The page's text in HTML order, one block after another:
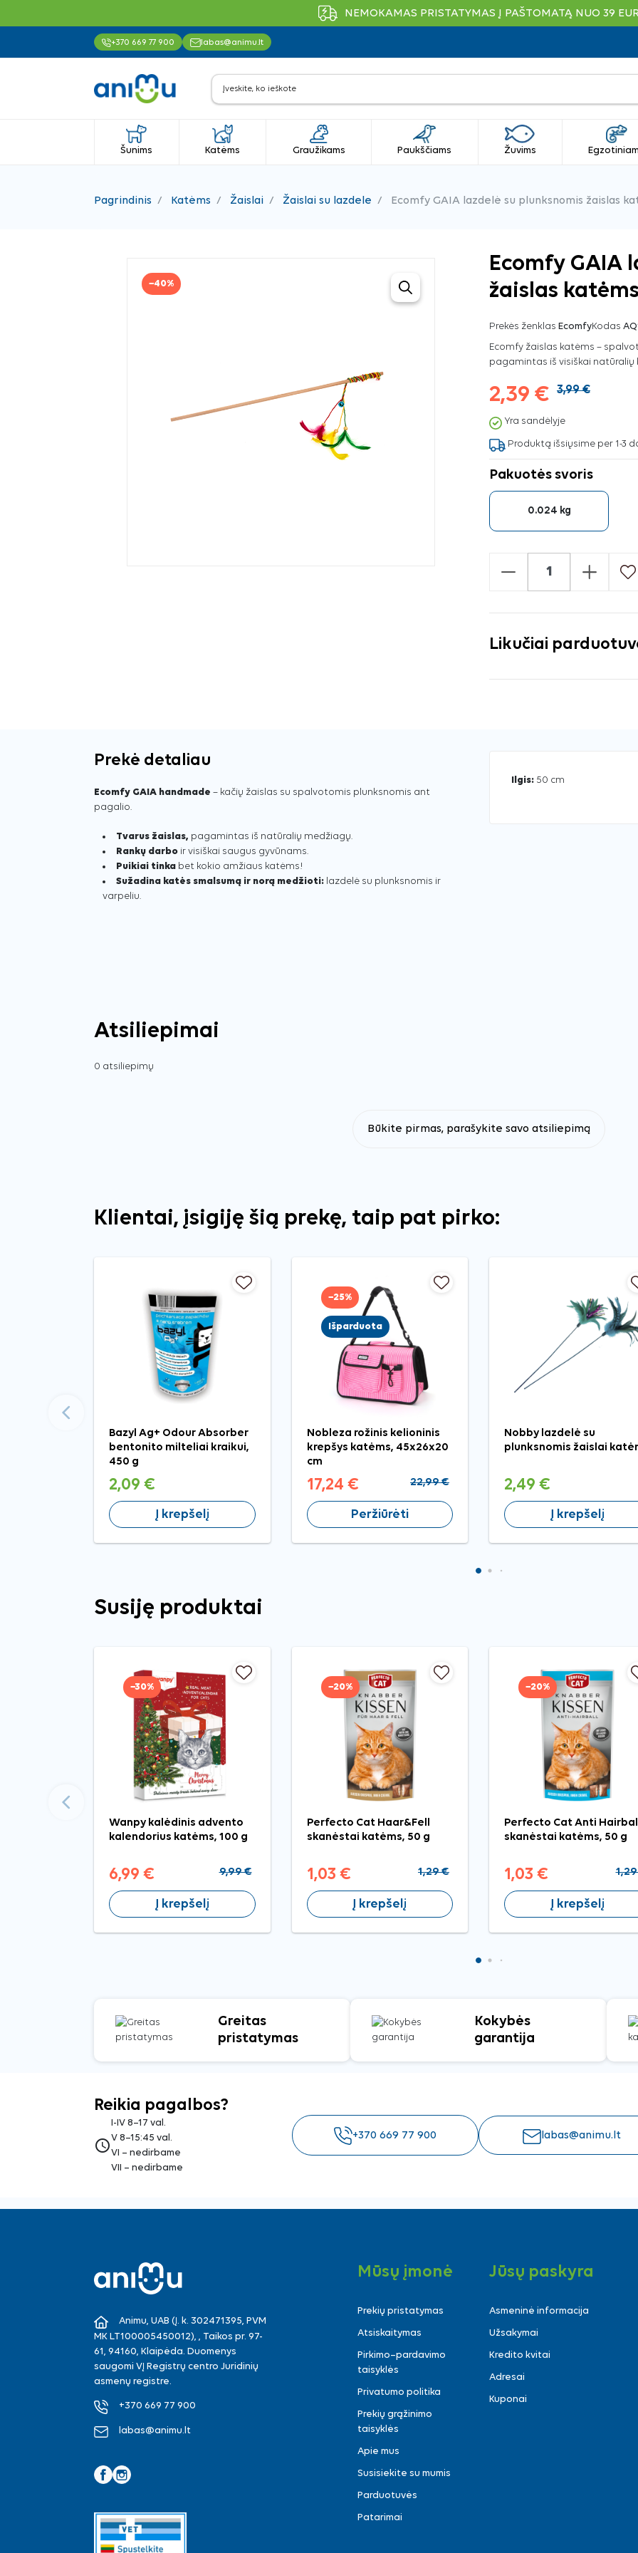
NEMOKAMAS PRISTATYMAS Į PAŠTOMATĄ NUO 39
+370 669 77 900 labas@animu.lt
Šunims Katėms Graužikams Paukščiams Žuvims
Pagrindinis Katėms Žaislai Žaislai su lazdele Ecomfy GAIA lazdelė su plunksnomis žaislas
−40%
Ecomfy GAIA
žaislas
Prekės ženklas EcomfyKodas
Ecomfy žaislas katėms –
pagamintas iš visiškai
2,39 € 3,99 €
Yra sandėlyje
Produktą išsiųsime per 1-3
Pakuotės svoris
0.024 kg
- +
Likučiai
Prekė detaliau
Ecomfy GAIA handmade – kačių žaislas su spalvotomis plunksnomis ant
pagalio.
Tvarus žaislas, pagamintas iš natūralių medžiagų.
Rankų darbo ir visiškai saugus gyvūnams.
Puikiai tinka bet kokio amžiaus katėms!
Sužadina katės smalsumą ir norą medžioti: lazdelė su plunksnomis ir
varpeliu.
Ilgis: 50 cm
Atsiliepimai
0 atsiliepimų
Būkite pirmas, parašykite savo atsiliepimą
Klientai, įsigiję šią prekę, taip pat pirko:
Bazyl Ag+ Odour Absorber
bentonito milteliai kraikui,
450 g
2,09 €
Į krepšelį
−25%
Išparduota
Nobleza rožinis kelioninis
krepšys katėms, 45x26x20
cm
17,24 € 22,99 €
Peržiūrėti
Nobby lazdelė su
plunksnomis žaislai
2,49 €
Į krepšelį
Ankstesnis
Susiję produktai
−30%
Wanpy kalėdinis advento
kalendorius katėms, 100 g
6,99 € 9,99 €
Į krepšelį
−20%
Perfecto Cat Haar&Fell
skanėstai katėms, 50 g
1,03 € 1,29 €
Į krepšelį
−20%
Perfecto Cat Anti
skanėstai katėms, 50 g
1,03 €
Į krepšelį
Greitas
pristatymas
Kokybės
garantija
Reikia pagalbos?
access_time
I-IV 8–17 val.
V 8–15:45 val.
VI – nedirbame
VII – nedirbame
+370 669 77 900 labas@animu.lt
Animu, UAB (Į. k. 302471395, PVM
MK LT100005450012), , Taikos pr. 97-
61, 94160, Klaipėda. Duomenys
saugomi VĮ Registrų centro Juridinių
asmenų registre.
+370 669 77 900
labas@animu.lt
Mūsų įmonė
Prekių pristatymas
Atsiskaitymas
Pirkimo–pardavimo
taisyklės
Privatumo politika
Prekių grąžinimo
taisyklės
Apie mus
Susisiekite su mumis
Parduotuvės
Patarimai
Jūsų paskyra
Asmeninė informacija
Užsakymai
Kredito kvitai
Adresai
Kuponai